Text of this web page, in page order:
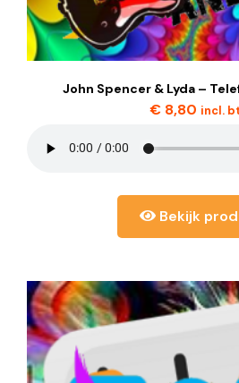
John Spencer & Lyda –
€ 8,80 incl.
Bekijk